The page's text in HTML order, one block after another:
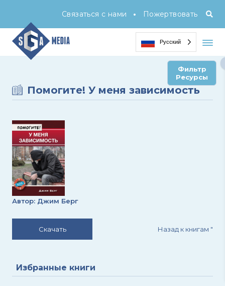
Связаться с нами • Пожертвовать
Русский
Фильтр
Ресурсы
Помогите! У меня зависимость
Автор: Джим Берг
Скачать Назад к книгам "
Избранные книги